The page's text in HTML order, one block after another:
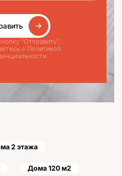
"Отправить",
с Политикой
2 этажа
Дома 120 м2